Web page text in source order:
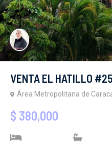
VENTA EL HATILLO
Área Metropolitana de
$ 380,000